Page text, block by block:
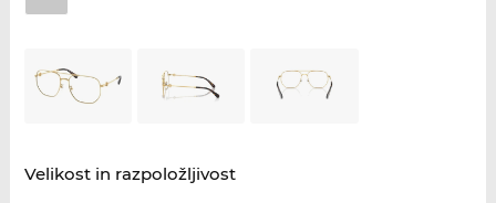
Velikost in razpoložljivost